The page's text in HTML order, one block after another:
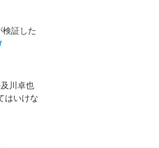
証した
川卓也
はいけな